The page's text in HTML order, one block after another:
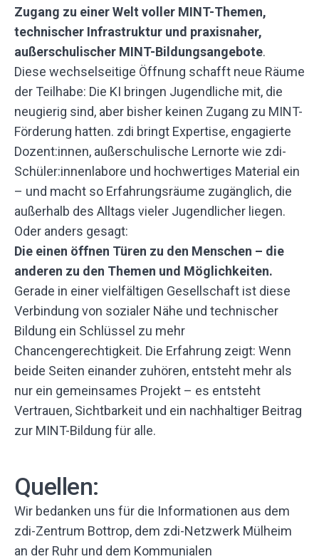
Zugang zu einer Welt voller MINT-Themen,
technischer Infrastruktur und praxisnaher,
außerschulischer MINT-Bildungsangebote.
Diese wechselseitige Öffnung schafft neue Räume
der Teilhabe: Die KI bringen Jugendliche mit, die
neugierig sind, aber bisher keinen Zugang zu MINT-
Förderung hatten. zdi bringt Expertise, engagierte
Dozent:innen, außerschulische Lernorte wie zdi-
Schüler:innenlabore und hochwertiges Material ein
– und macht so Erfahrungsräume zugänglich, die
außerhalb des Alltags vieler Jugendlicher liegen.
Oder anders gesagt:
Die einen öffnen Türen zu den Menschen – die
anderen zu den Themen und Möglichkeiten.
Gerade in einer vielfältigen Gesellschaft ist diese
Verbindung von sozialer Nähe und technischer
Bildung ein Schlüssel zu mehr
Chancengerechtigkeit. Die Erfahrung zeigt: Wenn
beide Seiten einander zuhören, entsteht mehr als
nur ein gemeinsames Projekt – es entsteht
Vertrauen, Sichtbarkeit und ein nachhaltiger Beitrag
zur MINT-Bildung für alle.
Quellen:
Wir bedanken uns für die Informationen aus dem
zdi-Zentrum Bottrop, dem zdi-Netzwerk Mülheim
an der Ruhr und dem Kommunialen